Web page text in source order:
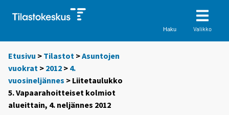
Haku Valikko
Etusivu > Tilastot >Asuntojen
vuokrat > 2012 > 4.
vuosineljännes > Liitetaulukko
5. Vapaarahoitteiset kolmiot
alueittain, 4. neljännes 2012